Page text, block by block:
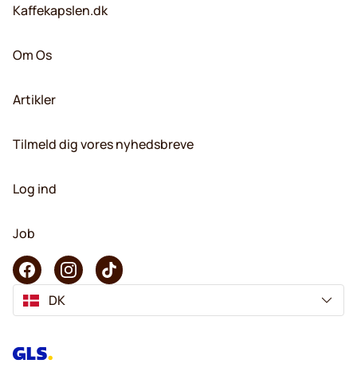
Kaffekapslen.dk
Om Os
Artikler
Tilmeld dig vores nyhedsbreve
Log ind
Job
DK